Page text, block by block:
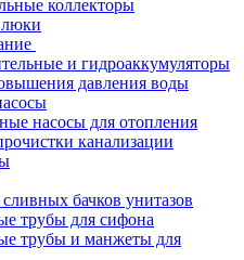
коллекторы
и гидроаккумуляторы
давления воды
насосы для отопления
канализации
бачков унитазов
трубы для сифона
трубы и манжеты для